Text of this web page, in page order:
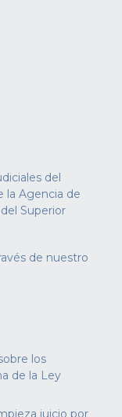
del
la Agencia de
Superior
de nuestro
los
de la Ley
juicio por